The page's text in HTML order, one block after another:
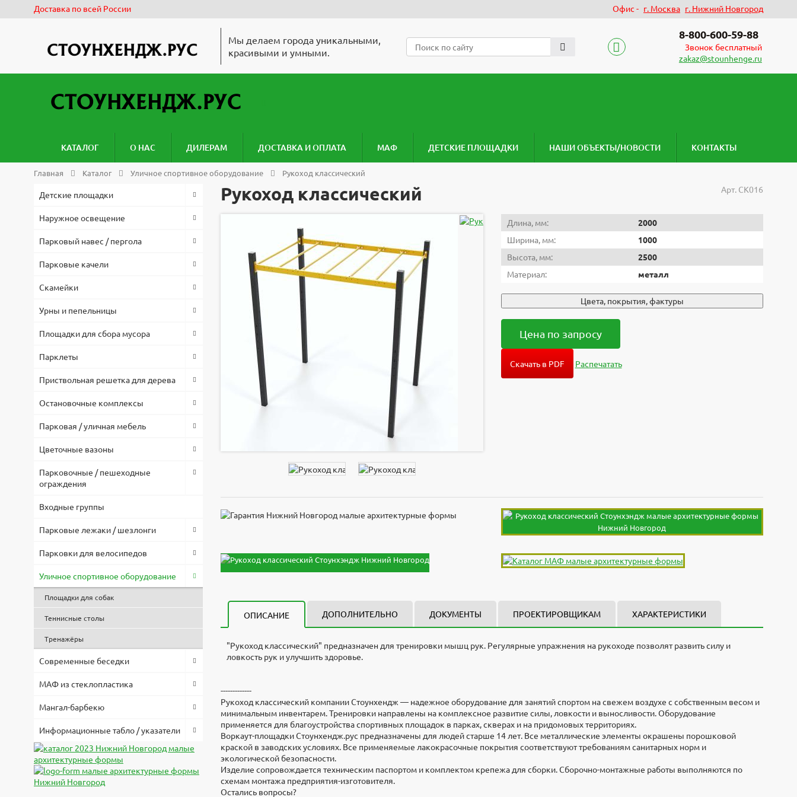
Доставка по всей России Офис - г. Москва г. Нижний Новгород
Мы делаем города уникальными,
красивыми и умными.
8-800-600-59-88
Звонок бесплатный
zakaz@stounhenge.ru
КАТАЛОГ О НАС ДИЛЕРАМ ДОСТАВКА И ОПЛАТА МАФ ДЕТСКИЕ ПЛОЩАДКИ НАШИ ОБЪЕКТЫ/НОВОСТИ КОНТАКТЫ
Главная Каталог Уличное спортивное оборудование Рукоход классический
Арт. СК016
Рукоход классический
Длина, мм:
2000
Ширина, мм:
1000
Высота, мм:
2500
Материал:
металл
Цвета, покрытия, фактуры
Цена по запросу
Скачать в PDF Распечатать
ОПИСАНИЕ ДОПОЛНИТЕЛЬНО ДОКУМЕНТЫ ПРОЕКТИРОВЩИКАМ ХАРАКТЕРИСТИКИ
"Рукоход классический" предназначен для тренировки мышц рук. Регулярные упражнения на рукоходе позволят развить силу и
ловкость рук и улучшить здоровье.
Оплата по безналичному расчету с НДС. Предоплата 100%. Работаем по договорам.
Товар в наличие на складе. Если достаточного количества нет в наличии, то он будет изготовлен и доставлен по указанному адресу в
согласованные сроки. Изделие относится к категории Уличное спортивное оборудование.
Предоставляем скидки на крупные партии товаров, а также постоянным заказчикам и дилерам. Готовы участвовать в конкурсах и
тендерах.
По вопросам о продукции, комплектации, цене, наличию на складах и сроках доставки обращайтесь к менеджерам по телефону
119-74-96, или пишите нам на почту
Файлы
Скачать реквизиты
Запросить паспорт
Скачать договор поставки
Скачать
2500
Длина, мм
2000
Ширина, мм
1000
Материал
металл
Монтаж
Бетонирование ответной закладной, болтовое соединение
-------------
Рукоход классический компании Стоунхендж — надежное оборудование для занятий спортом на свежем воздухе с собственным весом и
минимальным инвентарем. Тренировки направлены на комплексное развитие силы, ловкости и выносливости. Оборудование
применяется для благоустройства спортивных площадок в парках, скверах и на придомовых территориях.
Воркаут-площадки Стоунхендж.рус предназначены для людей старше 14 лет. Все металлические элементы окрашены порошковой
краской в заводских условиях. Все применяемые лакокрасочные покрытия соответствуют требованиям санитарных норм и
экологической безопасности.
Изделие сопровождается техническим паспортом и комплектом крепежа для сборки. Сборочно-монтажные работы выполняются по
схемам монтажа предприятия-изготовителя.
Остались вопросы?
Детские площадки
Наружное освещение
Парковый навес / пергола
Парковые качели
Скамейки
Урны и пепельницы
Площадки для сбора мусора
Парклеты
Приствольная решетка для дерева
Остановочные комплексы
Парковая / уличная мебель
Цветочные вазоны
Парковочные / пешеходные
ограждения
Входные группы
Парковые лежаки / шезлонги
Парковки для велосипедов
Уличное спортивное оборудование
Площадки для собак
Теннисные столы
Тренажёры
Современные беседки
МАФ из стеклопластика
Мангал-барбекю
Информационные табло / указатели